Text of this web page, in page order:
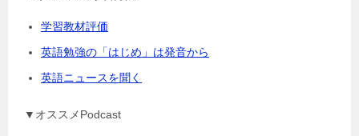
学習教材評価
英語勉強の「はじめ」は発音から
英語ニュースを聞く
▼オススメPodcast